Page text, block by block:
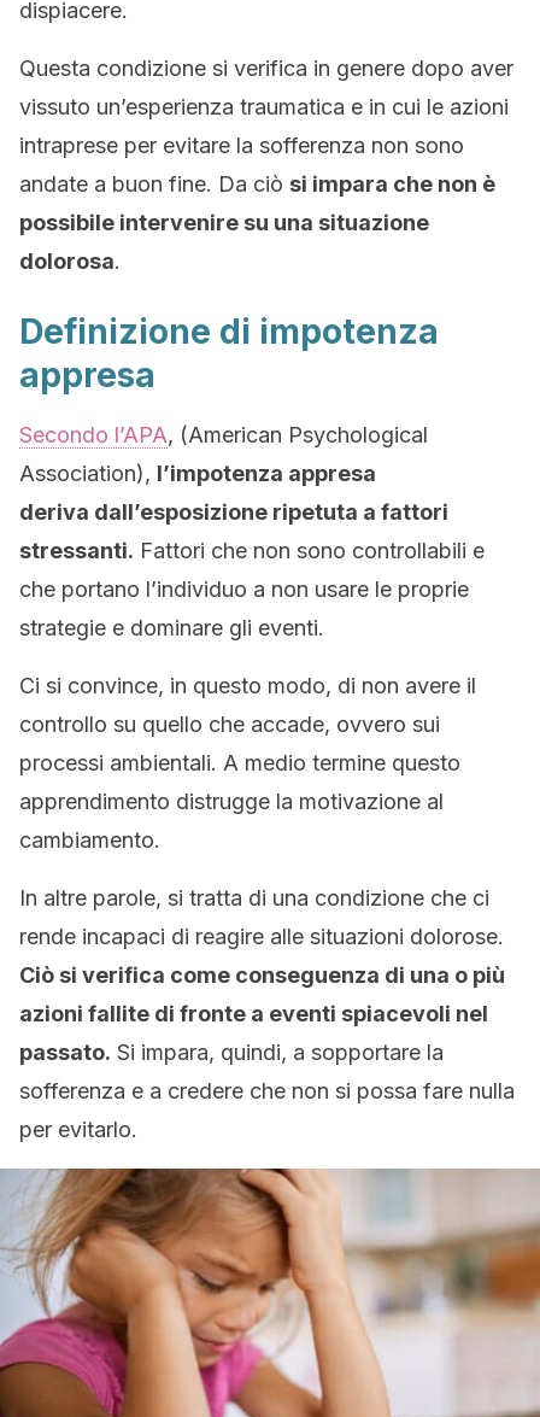
dispiacere.
Questa condizione si verifica in genere dopo aver
vissuto un’esperienza traumatica e in cui le azioni
intraprese per evitare la sofferenza non sono
andate a buon fine. Da ciò si impara che non è
possibile intervenire su una situazione
dolorosa.
Definizione di impotenza
appresa
Secondo l’APA, (American Psychological
Association), l’impotenza appresa
deriva dall’esposizione ripetuta a fattori
stressanti. Fattori che non sono controllabili e
che portano l’individuo a non usare le proprie
strategie e dominare gli eventi.
Ci si convince, in questo modo, di non avere il
controllo su quello che accade, ovvero sui
processi ambientali. A medio termine questo
apprendimento distrugge la motivazione al
cambiamento.
In altre parole, si tratta di una condizione che ci
rende incapaci di reagire alle situazioni dolorose.
Ciò si verifica come conseguenza di una o più
azioni fallite di fronte a eventi spiacevoli nel
passato. Si impara, quindi, a sopportare la
sofferenza e a credere che non si possa fare nulla
per evitarlo.